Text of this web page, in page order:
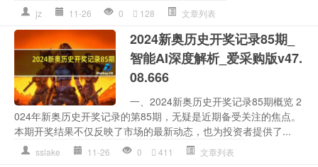
jz 11-26 0 128 文章列表
2024新奥历史开奖记录85期_
智能AI深度解析_爱采购版v47.
08.666
一、2024新奥历史开奖记录85期概览 2
024年新奥历史开奖记录的第85期，无疑是近期备受关注的焦点。
本期开奖结果不仅反映了市场的最新动态，也为投资者提供了...
sslake 11-26 0 411 文章列表